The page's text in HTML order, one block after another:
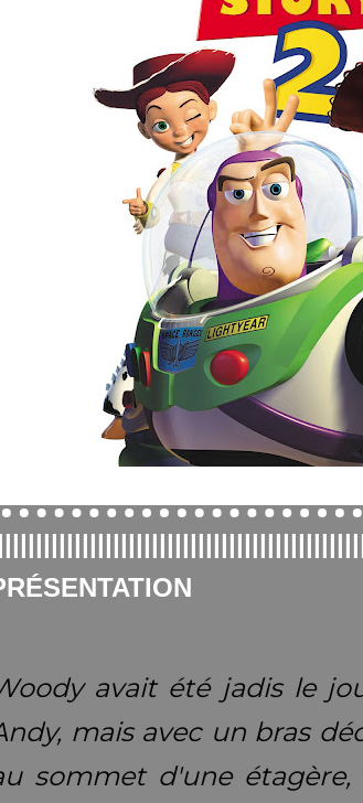
||||
avait été jadis le
mais avec un bras
sommet d'une étagère,